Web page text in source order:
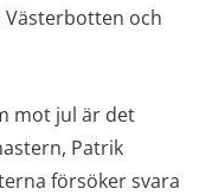
och
mot jul är det
Patrik
försöker svara